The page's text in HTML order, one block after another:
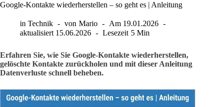
Google-Kontakte wiederherstellen – so geht es | Anleitung
in Technik von Mario Am 19.01.2026
aktualisiert 15.06.2026 Lesezeit 5 Min
Erfahren Sie, wie Sie Google-Kontakte wiederherstellen,
gelöschte Kontakte zurückholen und mit dieser Anleitung
Datenverluste schnell beheben.